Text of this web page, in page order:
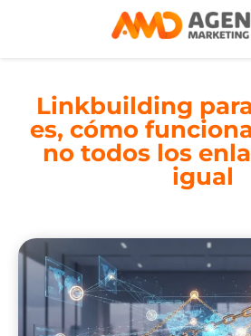
Linkbuilding
es, cómo
no todos los
igual